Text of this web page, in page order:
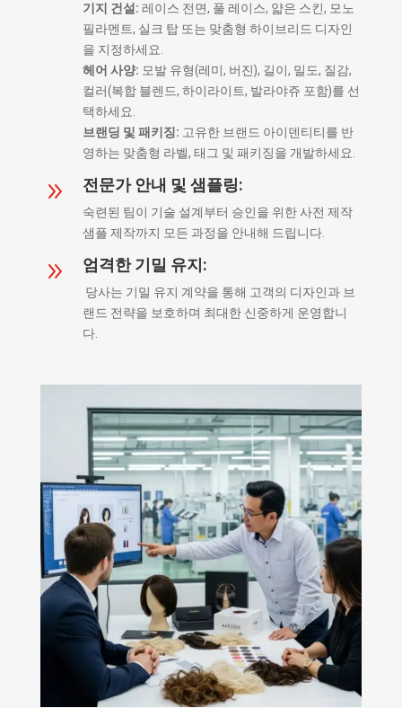
기지 건설: 레이스 전면, 풀 레이스, 얇은 스킨, 모노
필라멘트, 실크 탑 또는 맞춤형 하이브리드 디자인
을 지정하세요.
헤어 사양: 모발 유형(레미, 버진), 길이, 밀도, 질감,
컬러(복합 블렌드, 하이라이트, 발라야쥬 포함)를 선
택하세요.
브랜딩 및 패키징: 고유한 브랜드 아이덴티티를 반
영하는 맞춤형 라벨, 태그 및 패키징을 개발하세요.
9 전문가 안내 및 샘플링:
숙련된 팀이 기술 설계부터 승인을 위한 사전 제작
샘플 제작까지 모든 과정을 안내해 드립니다.
9 엄격한 기밀 유지:
당사는 기밀 유지 계약을 통해 고객의 디자인과 브
랜드 전략을 보호하며 최대한 신중하게 운영합니
다.